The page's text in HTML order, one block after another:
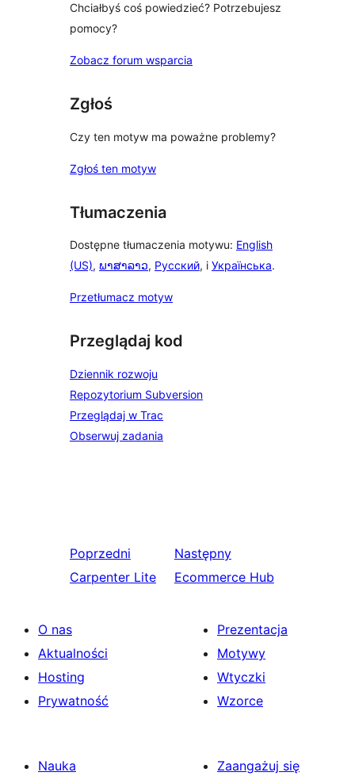
Chciałbyś coś powiedzieć? Potrzebujesz
pomocy?
Zobacz forum wsparcia
Zgłoś
Czy ten motyw ma poważne problemy?
Zgłoś ten motyw
Tłumaczenia
Dostępne tłumaczenia motywu: English
(US), ພາສາລາວ, Русский, i Українська.
Przetłumacz motyw
Przeglądaj kod
Dziennik rozwoju
Repozytorium Subversion
Przeglądaj w Trac
Obserwuj zadania
Poprzedni
Carpenter Lite
Następny
Ecommerce Hub
O nas
Aktualności
Hosting
Prywatność
Prezentacja
Motywy
Wtyczki
Wzorce
Nauka
Zaangażuj się